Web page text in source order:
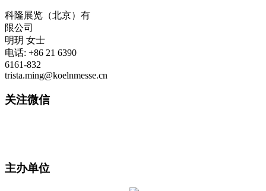
科隆展览（北京）有
限公司
明玥 女士
电话: +86 21 6390
6161-832
trista.ming@koelnmesse.cn
关注微信
主办单位